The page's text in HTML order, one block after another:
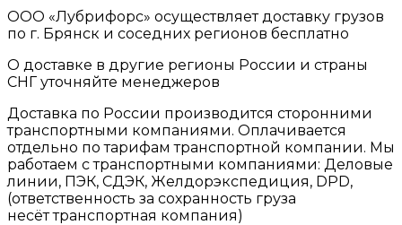
ООО «Лубрифорс» осуществляет доставку грузов
по г. Брянск и соседних регионов бесплатно
О доставке в другие регионы России и страны
СНГ уточняйте менеджеров
Доставка по России производится сторонними
транспортными компаниями. Оплачивается
отдельно по тарифам транспортной компании. Мы
работаем с транспортными компаниями: Деловые
линии, ПЭК, СДЭК, Желдорэкспедиция, DPD,
(ответственность за сохранность груза
несёт транспортная компания)